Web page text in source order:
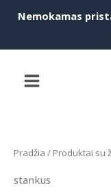
Nemokamas
Menu
Pradžia / Produktai su
stankus